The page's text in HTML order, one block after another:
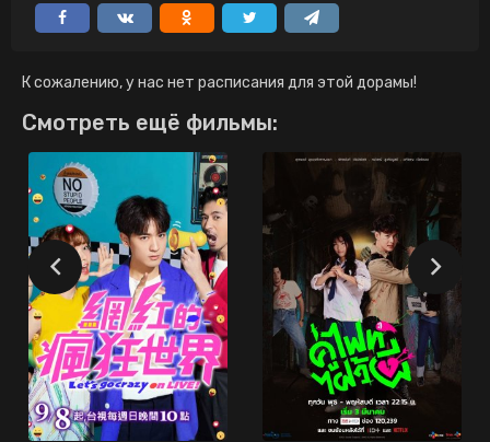
К сожалению, у нас нет расписания для этой дорамы!
Смотреть ещё фильмы: